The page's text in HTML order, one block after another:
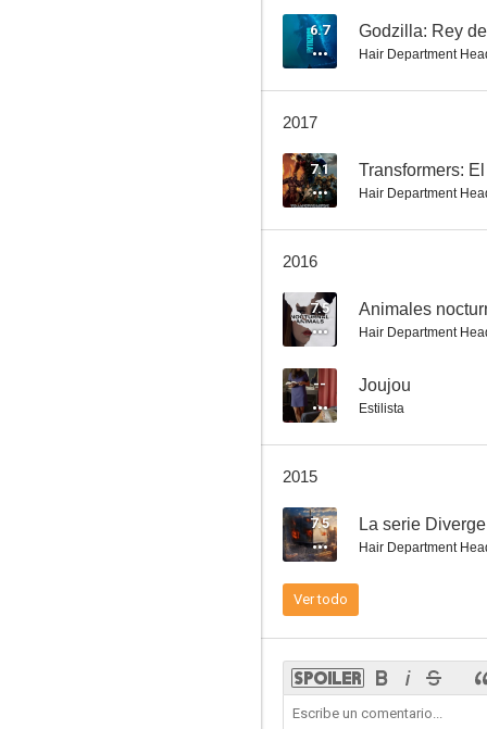
7.4
7.1
6.7 Godzilla: Rey
Hair Department
2017
7.1 Transformers:
Hair Department
2016
7.5 Animales
Hair Department
-- Joujou
Estilista
2015
7.5 La serie
Hair Department
Ver todo